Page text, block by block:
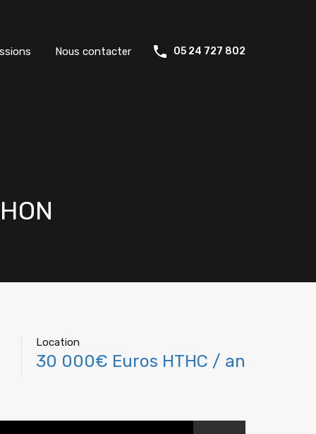
Nous contacter 05 24 727 802
Location
30 000€ Euros HTHC / an